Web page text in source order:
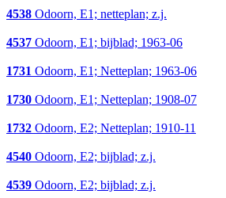
4538 Odoorn, E1; netteplan; z.j.
4537 Odoorn, E1; bijblad; 1963-06
1731 Odoorn, E1; Netteplan; 1963-06
1730 Odoorn, E1; Netteplan; 1908-07
1732 Odoorn, E2; Netteplan; 1910-11
4540 Odoorn, E2; bijblad; z.j.
4539 Odoorn, E2; bijblad; z.j.